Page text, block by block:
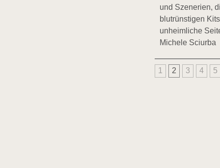
und Szenerien,
blutrünstigen
unheimliche
Michele Sciurba
1 2 3 4 5